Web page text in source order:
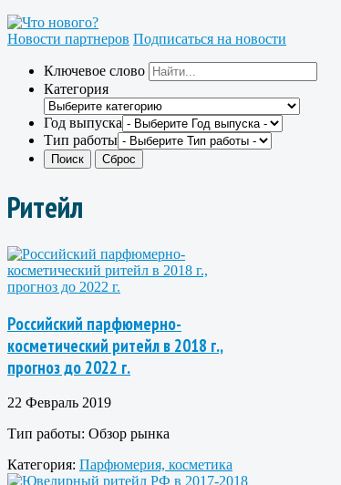
Новости партнеров Подписаться на новости
Ключевое слово
Категория
Год выпуска
Тип работы
Ритейл
Российский парфюмерно-
косметический ритейл в 2018 г.,
прогноз до 2022 г.
22 Февраль 2019
Тип работы: Обзор рынка
Категория: Парфюмерия, косметика